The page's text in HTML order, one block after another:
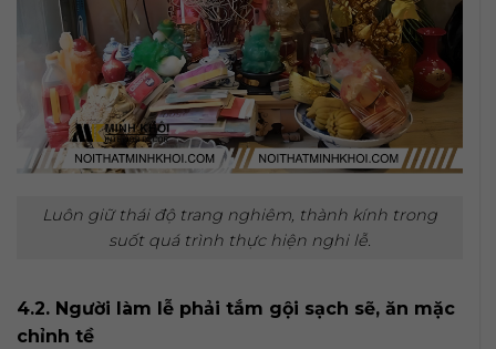
Luôn giữ thái độ trang nghiêm, thành kính trong
suốt quá trình thực hiện nghi lễ.
4.2. Người làm lễ phải tắm gội sạch sẽ, ăn mặc
chỉnh tề